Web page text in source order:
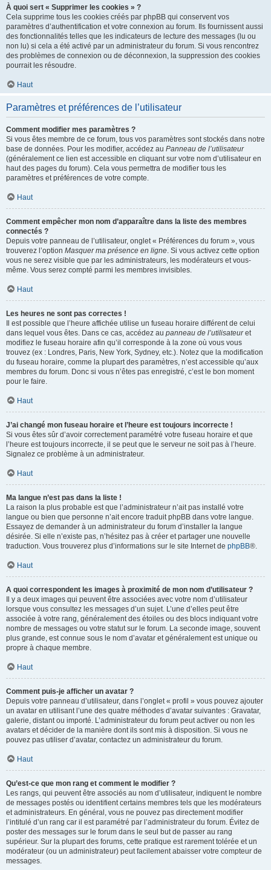
À quoi sert « Supprimer les cookies » ?
Cela supprime tous les cookies créés par phpBB qui conservent vos
paramètres d’authentification et votre connexion au forum. Ils fournissent aussi
des fonctionnalités telles que les indicateurs de lecture des messages (lu ou
non lu) si cela a été activé par un administrateur du forum. Si vous rencontrez
des problèmes de connexion ou de déconnexion, la suppression des cookies
pourrait les résoudre.
Haut
Paramètres et préférences de l’utilisateur
Comment modifier mes paramètres ?
Si vous êtes membre de ce forum, tous vos paramètres sont stockés dans notre
base de données. Pour les modifier, accédez au Panneau de l’utilisateur
(généralement ce lien est accessible en cliquant sur votre nom d’utilisateur en
haut des pages du forum). Cela vous permettra de modifier tous les
paramètres et préférences de votre compte.
Haut
Comment empêcher mon nom d’apparaître dans la liste des membres
connectés ?
Depuis votre panneau de l’utilisateur, onglet « Préférences du forum », vous
trouverez l’option Masquer ma présence en ligne. Si vous activez cette option
vous ne serez visible que par les administrateurs, les modérateurs et vous-
même. Vous serez compté parmi les membres invisibles.
Haut
Les heures ne sont pas correctes !
Il est possible que l’heure affichée utilise un fuseau horaire différent de celui
dans lequel vous êtes. Dans ce cas, accédez au panneau de l’utilisateuret
modifiez le fuseau horaire afin qu’il corresponde à la zone où vous vous
trouvez (ex : Londres, Paris, New York, Sydney, etc.). Notez que la modification
du fuseau horaire, comme la plupart des paramètres, n’est accessible qu’aux
membres du forum. Donc si vous n’êtes pas enregistré, c’est le bon moment
pour le faire.
Haut
J’ai changé mon fuseau horaire et l’heure est toujours incorrecte !
Si vous êtes sûr d’avoir correctement paramétré votre fuseau horaire et que
l’heure est toujours incorrecte, il se peut que le serveur ne soit pas à l’heure.
Signalez ce problème à un administrateur.
Haut
Ma langue n’est pas dans la liste !
La raison la plus probable est que l’administrateur n’ait pas installé votre
langue ou bien que personne n’ait encore traduit phpBB dans votre langue.
Essayez de demander à un administrateur du forum d’installer la langue
désirée. Si elle n’existe pas, n’hésitez pas à créer et partager une nouvelle
traduction. Vous trouverez plus d’informations sur le site Internet de phpBB®.
Haut
A quoi correspondent les images à proximité de mon nom d’utilisateur ?
Il y a deux images qui peuvent être associées avec votre nom d’utilisateur
lorsque vous consultez les messages d’un sujet. L’une d’elles peut être
associée à votre rang, généralement des étoiles ou des blocs indiquant votre
nombre de messages ou votre statut sur le forum. La seconde image, souvent
plus grande, est connue sous le nom d’avatar et généralement est unique ou
propre à chaque membre.
Haut
Comment puis-je afficher un avatar ?
Depuis votre panneau d’utilisateur, dans l’onglet « profil » vous pouvez ajouter
un avatar en utilisant l’une des quatre méthodes d’avatar suivantes : Gravatar,
galerie, distant ou importé. L’administrateur du forum peut activer ou non les
avatars et décider de la manière dont ils sont mis à disposition. Si vous ne
pouvez pas utiliser d’avatar, contactez un administrateur du forum.
Haut
Qu’est-ce que mon rang et comment le modifier ?
Les rangs, qui peuvent être associés au nom d’utilisateur, indiquent le nombre
de messages postés ou identifient certains membres tels que les modérateurs
et administrateurs. En général, vous ne pouvez pas directement modifier
l’intitulé d’un rang car il est paramétré par l’administrateur du forum. Évitez de
poster des messages sur le forum dans le seul but de passer au rang
supérieur. Sur la plupart des forums, cette pratique est rarement tolérée et un
modérateur (ou un administrateur) peut facilement abaisser votre compteur de
messages.